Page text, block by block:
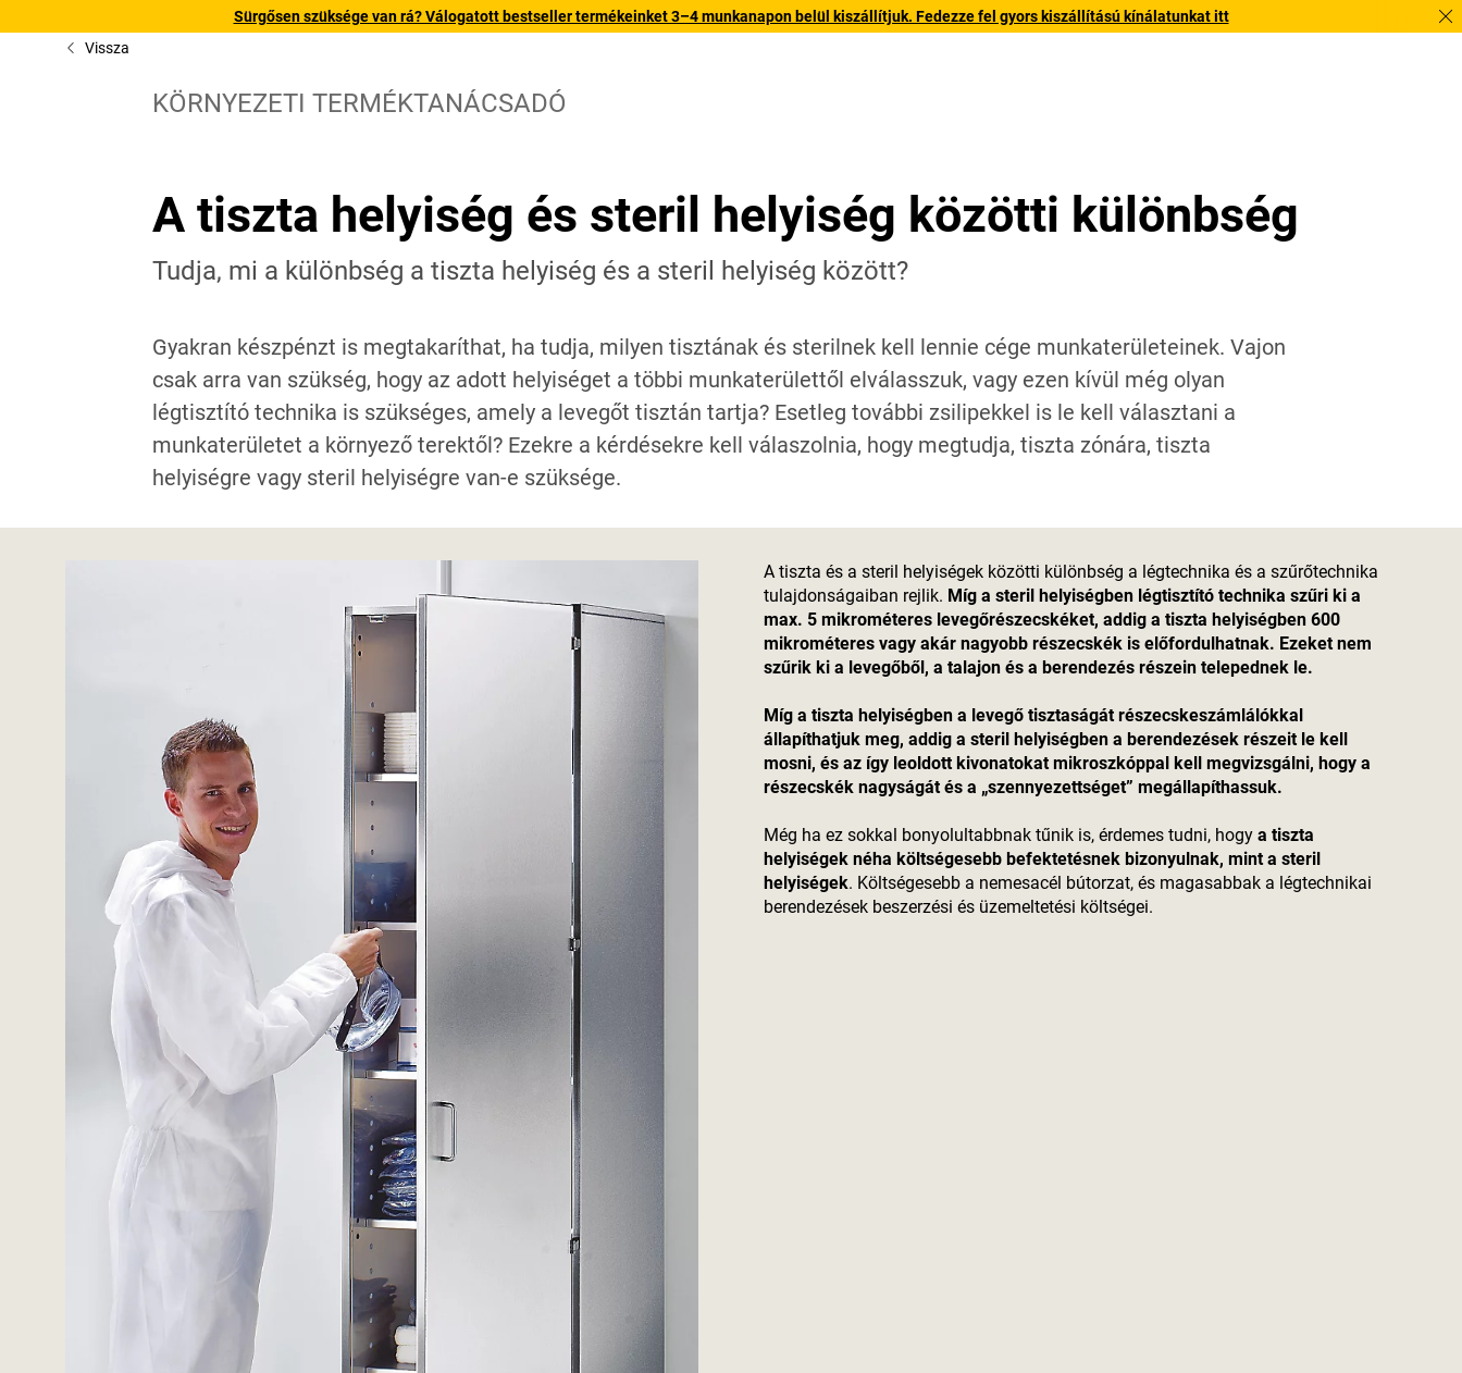
Sürgősen szüksége van rá? Válogatott bestseller termékeinket 3–4 munkanapon belül kiszállítjuk. Fedezze fel gyors kiszállítású kínálatunkat itt
Vissza
KÖRNYEZETI TERMÉKTANÁCSADÓ
A tiszta helyiség és steril helyiség közötti különbség
Tudja, mi a különbség a tiszta helyiség és a steril helyiség között?
Gyakran készpénzt is megtakaríthat, ha tudja, milyen tisztának és sterilnek kell lennie cége munkaterületeinek. Vajon
csak arra van szükség, hogy az adott helyiséget a többi munkaterülettől elválasszuk, vagy ezen kívül még olyan
légtisztító technika is szükséges, amely a levegőt tisztán tartja? Esetleg további zsilipekkel is le kell választani a
munkaterületet a környező terektől? Ezekre a kérdésekre kell válaszolnia, hogy megtudja, tiszta zónára, tiszta
helyiségre vagy steril helyiségre van-e szüksége.
A tiszta és a steril helyiségek közötti különbség a légtechnika és a szűrőtechnika
tulajdonságaiban rejlik. Míg a steril helyiségben légtisztító technika szűri ki a
max. 5 mikrométeres levegőrészecskéket, addig a tiszta helyiségben 600
mikrométeres vagy akár nagyobb részecskék is előfordulhatnak. Ezeket nem
szűrik ki a levegőből, a talajon és a berendezés részein telepednek le.
Míg a tiszta helyiségben a levegő tisztaságát részecskeszámlálókkal
állapíthatjuk meg, addig a steril helyiségben a berendezések részeit le kell
mosni, és az így leoldott kivonatokat mikroszkóppal kell megvizsgálni, hogy a
részecskék nagyságát és a „szennyezettséget” megállapíthassuk.
Még ha ez sokkal bonyolultabbnak tűnik is, érdemes tudni, hogy a tiszta
helyiségek néha költségesebb befektetésnek bizonyulnak, mint a steril
helyiségek. Költségesebb a nemesacél bútorzat, és magasabbak a légtechnikai
berendezések beszerzési és üzemeltetési költségei.